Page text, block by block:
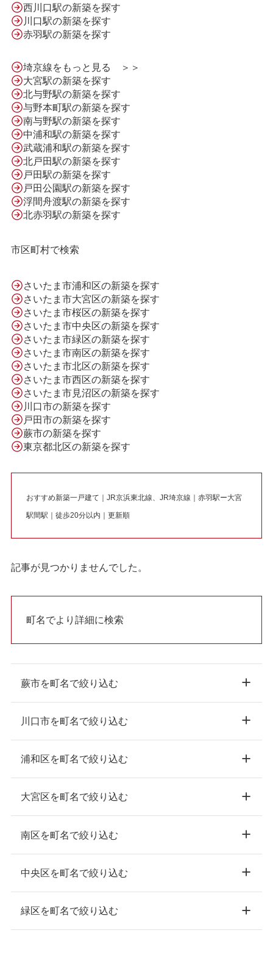
LINE問合せ
メール問合せ
会社案内
利用規約
プライバシーポリシー
サイトマップ
西川口駅の新築を探す
川口駅の新築を探す
赤羽駅の新築を探す
埼京線をもっと見る ＞＞
大宮駅の新築を探す
北与野駅の新築を探す
与野本町駅の新築を探す
南与野駅の新築を探す
中浦和駅の新築を探す
武蔵浦和駅の新築を探す
北戸田駅の新築を探す
戸田駅の新築を探す
戸田公園駅の新築を探す
浮間舟渡駅の新築を探す
北赤羽駅の新築を探す
市区町村で検索
さいたま市浦和区の新築を探す
さいたま市大宮区の新築を探す
さいたま市桜区の新築を探す
さいたま市中央区の新築を探す
さいたま市緑区の新築を探す
さいたま市南区の新築を探す
さいたま市北区の新築を探す
さいたま市西区の新築を探す
さいたま市見沼区の新築を探す
川口市の新築を探す
戸田市の新築を探す
蕨市の新築を探す
東京都北区の新築を探す
おすすめ新築一戸建て｜JR京浜東北線、JR埼京線｜赤羽駅ー大宮
駅間駅｜徒歩20分以内｜更新順
記事が見つかりませんでした。
町名でより詳細に検索
蕨市を町名で絞り込む
川口市を町名で絞り込む
浦和区を町名で絞り込む
大宮区を町名で絞り込む
南区を町名で絞り込む
中央区を町名で絞り込む
緑区を町名で絞り込む